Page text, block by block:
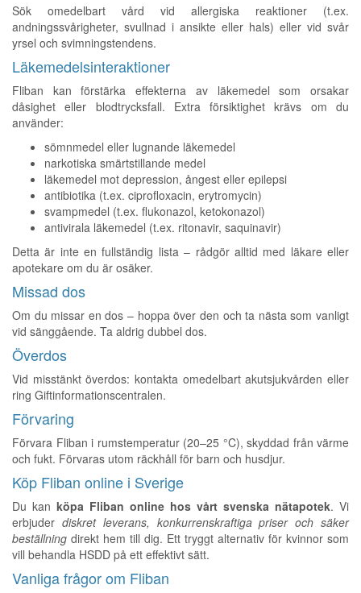
Sök omedelbart vård vid allergiska reaktioner (t.ex.
andningssvårigheter, svullnad i ansikte eller hals) eller vid svår
yrsel och svimningstendens.
Läkemedelsinteraktioner
Fliban kan förstärka effekterna av läkemedel som orsakar
dåsighet eller blodtrycksfall. Extra försiktighet krävs om du
använder:
sömnmedel eller lugnande läkemedel
narkotiska smärtstillande medel
läkemedel mot depression, ångest eller epilepsi
antibiotika (t.ex. ciprofloxacin, erytromycin)
svampmedel (t.ex. flukonazol, ketokonazol)
antivirala läkemedel (t.ex. ritonavir, saquinavir)
Detta är inte en fullständig lista – rådgör alltid med läkare eller
apotekare om du är osäker.
Missad dos
Om du missar en dos – hoppa över den och ta nästa som vanligt
vid sänggående. Ta aldrig dubbel dos.
Överdos
Vid misstänkt överdos: kontakta omedelbart akutsjukvården eller
ring Giftinformationscentralen.
Förvaring
Förvara Fliban i rumstemperatur (20–25 °C), skyddad från värme
och fukt. Förvaras utom räckhåll för barn och husdjur.
Köp Fliban online i Sverige
Du kan köpa Fliban online hos vårt svenska nätapotek. Vi
erbjuder diskret leverans, konkurrenskraftiga priser och säker
beställning direkt hem till dig. Ett tryggt alternativ för kvinnor som
vill behandla HSDD på ett effektivt sätt.
Vanliga frågor om Fliban